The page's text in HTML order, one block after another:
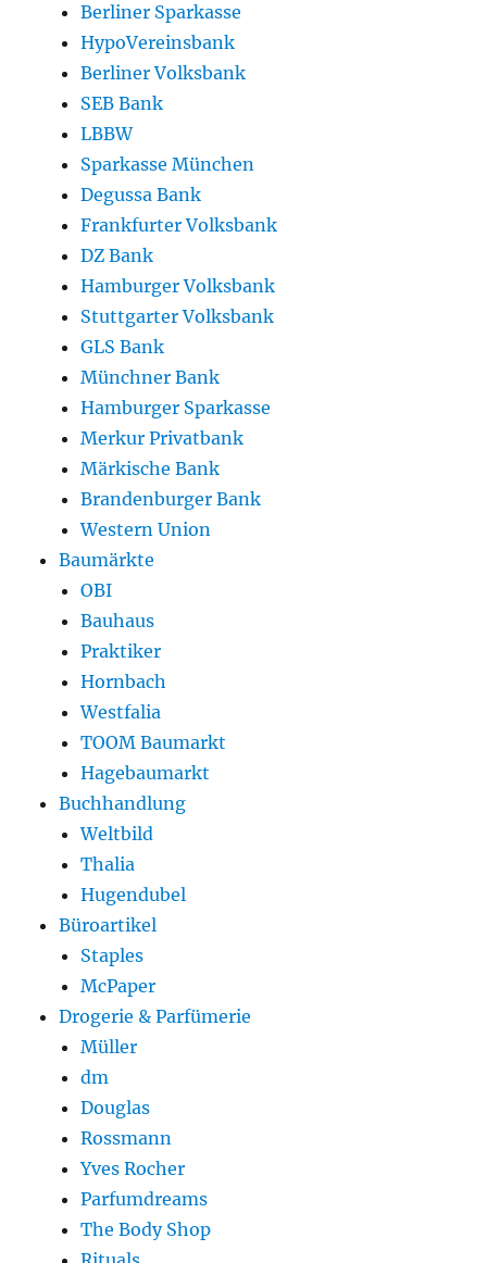
Berliner Sparkasse
HypoVereinsbank
Berliner Volksbank
SEB Bank
LBBW
Sparkasse München
Degussa Bank
Frankfurter Volksbank
DZ Bank
Hamburger Volksbank
Stuttgarter Volksbank
GLS Bank
Münchner Bank
Hamburger Sparkasse
Merkur Privatbank
Märkische Bank
Brandenburger Bank
Western Union
Baumärkte
OBI
Bauhaus
Praktiker
Hornbach
Westfalia
TOOM Baumarkt
Hagebaumarkt
Buchhandlung
Weltbild
Thalia
Hugendubel
Büroartikel
Staples
McPaper
Drogerie & Parfümerie
Müller
dm
Douglas
Rossmann
Yves Rocher
Parfumdreams
The Body Shop